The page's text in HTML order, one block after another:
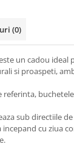
(0)
un cadou ideal
si proaspeti,
sub directiile
cu ziua